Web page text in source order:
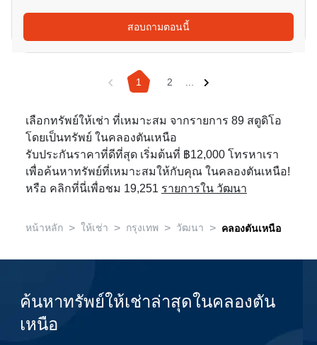
สอบถามตอนนี้
1 2 ...
เลือกทรัพย์ให้เช่า ที่เหมาะสม จากรายการ 89 สตูดิโอ
โดยเป็นทรัพย์ ในคลองตันเหนือ
รับประกันราคาที่ดีที่สุด เริ่มต้นที่ ฿12,000 โทรหาเรา
เพื่อค้นหาทรัพย์ที่เหมาะสมให้กับคุณ ในคลองตันเหนือ!
หรือ คลิกที่นี่เพื่อชม 19,251 รายการใน วัฒนา
หน้าหลัก > ให้เช่า > กรุงเทพ > วัฒนา > คลองตันเหนือ
ค้นหาทรัพย์ให้เช่าล่าสุดในคลองตัน
เหนือ